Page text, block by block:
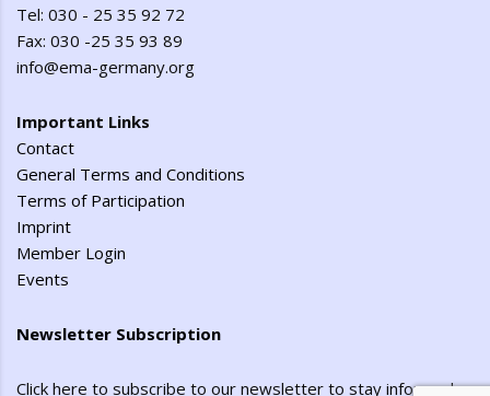
Tel: 030 - 25 35 92 72
Fax: 030 -25 35 93 89
info@ema-germany.org
Important Links
Contact
General Terms and Conditions
Terms of Participation
Imprint
Member Login
Events
Newsletter Subscription
Click here to subscribe to our newsletter to stay informed